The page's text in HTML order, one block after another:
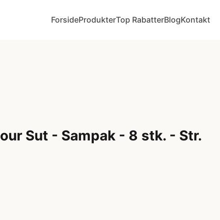
ForsideProdukterTop RabatterBlogKontakt
Sut - Sampak - 8 stk. - Str.